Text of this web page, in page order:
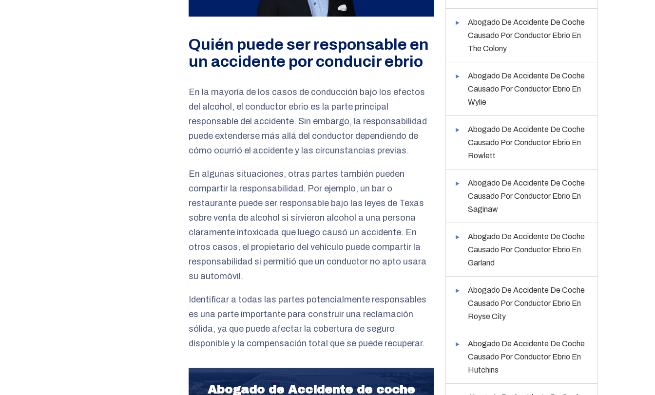
Quién puede ser responsable en
un accidente por conducir ebrio
En la mayoría de los casos de conducción bajo los efectos
del alcohol, el conductor ebrio es la parte principal
responsable del accidente. Sin embargo, la responsabilidad
puede extenderse más allá del conductor dependiendo de
cómo ocurrió el accidente y las circunstancias previas.
En algunas situaciones, otras partes también pueden
compartir la responsabilidad. Por ejemplo, un bar o
restaurante puede ser responsable bajo las leyes de Texas
sobre venta de alcohol si sirvieron alcohol a una persona
claramente intoxicada que luego causó un accidente. En
otros casos, el propietario del vehículo puede compartir la
responsabilidad si permitió que un conductor no apto usara
su automóvil.
Identificar a todas las partes potencialmente responsables
es una parte importante para construir una reclamación
sólida, ya que puede afectar la cobertura de seguro
disponible y la compensación total que se puede recuperar.
Abogado de Accidente de coche
Abogado De Accidente De Coche
Causado Por Conductor Ebrio En
The Colony
Abogado De Accidente De Coche
Causado Por Conductor Ebrio En
Wylie
Abogado De Accidente De Coche
Causado Por Conductor Ebrio En
Rowlett
Abogado De Accidente De Coche
Causado Por Conductor Ebrio En
Saginaw
Abogado De Accidente De Coche
Causado Por Conductor Ebrio En
Garland
Abogado De Accidente De Coche
Causado Por Conductor Ebrio En
Royse City
Abogado De Accidente De Coche
Causado Por Conductor Ebrio En
Hutchins